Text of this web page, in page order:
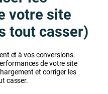
votre site
tout casser)
et à vos conversions.
de votre site
et corriger les
casser.